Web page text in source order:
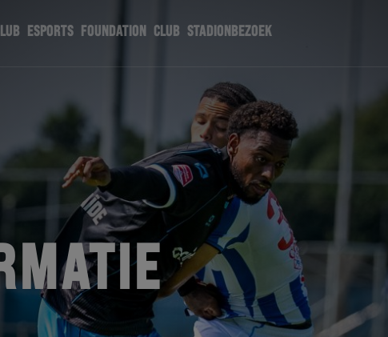
ESPORTS FOUNDATION CLUB STADIONBEZOEK